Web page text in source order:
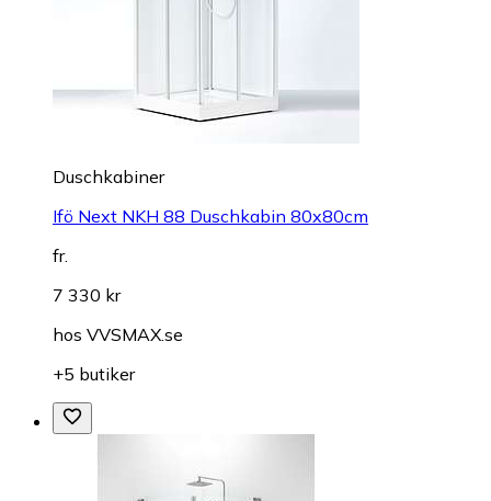
Duschkabiner
Ifö Next NKH 88 Duschkabin 80x80cm
fr.
7 330 kr
hos VVSMAX.se
+5 butiker